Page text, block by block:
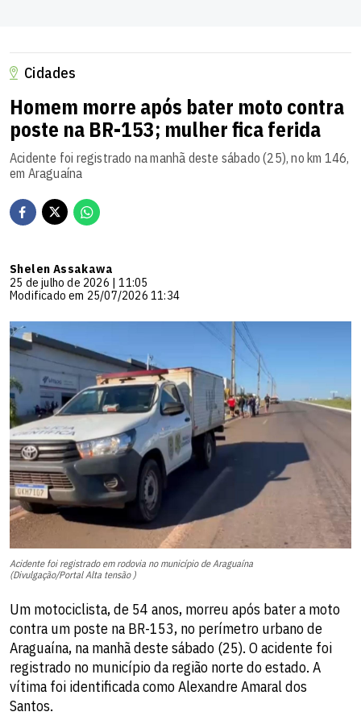
Cidades
Homem morre após bater moto contra
poste na BR-153; mulher fica ferida
Acidente foi registrado na manhã deste sábado (25), no km 146,
em Araguaína
Shelen Assakawa
25 de julho de 2026 | 11:05
Modificado em 25/07/2026 11:34
Acidente foi registrado em rodovia no município de Araguaína
(Divulgação/Portal Alta tensão )
Um motociclista, de 54 anos, morreu após bater a moto
contra um poste na BR-153, no perímetro urbano de
Araguaína, na manhã deste sábado (25). O acidente foi
registrado no município da região norte do estado. A
vítima foi identificada como Alexandre Amaral dos
Santos.